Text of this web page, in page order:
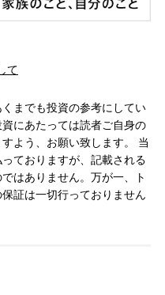
て
までも投資の参考にしてい
にあたっては読者ご自身の
よう、お願い致します。 当
ておりますが、記載される
はありません。万が一、ト
証は一切行っておりません